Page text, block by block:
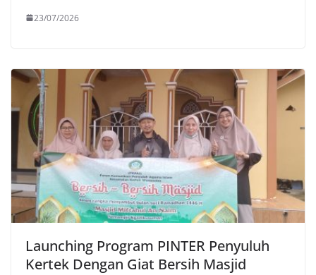
23/07/2026
Launching Program PINTER Penyuluh
Kertek Dengan Giat Bersih Masjid